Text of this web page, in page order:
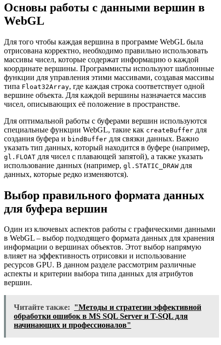
Основы работы с данными вершин в
WebGL
Для того чтобы каждая вершина в программе WebGL была
отрисована корректно, необходимо правильно использовать
массивы чисел, которые содержат информацию о каждой
координате вершины. Программисты используют шаблонные
функции для управления этими массивами, создавая массивы
типа Float32Array, где каждая строка соответствует одной
вершине объекта. Для каждой вершины назначается массив
чисел, описывающих её положение в пространстве.
Для оптимальной работы с буферами вершин используются
специальные функции WebGL, такие как createBuffer для
создания буфера и bindBuffer для связки данных. Важно
указать тип данных, который находится в буфере (например,
gl.FLOAT для чисел с плавающей запятой), а также указать
использование данных (например, gl.STATIC_DRAW для
данных, которые редко изменяются).
Выбор правильного формата данных
для буфера вершин
Один из ключевых аспектов работы с графическими данными
в WebGL – выбор подходящего формата данных для хранения
информации о вершинах объектов. Этот выбор напрямую
влияет на эффективность отрисовки и использование
ресурсов GPU. В данном разделе рассмотрим различные
аспекты и критерии выбора типа данных для атрибутов
вершин.
Читайте также: "Методы и стратегии эффективной
обработки ошибок в MS SQL Server и T-SQL для
начинающих и профессионалов"